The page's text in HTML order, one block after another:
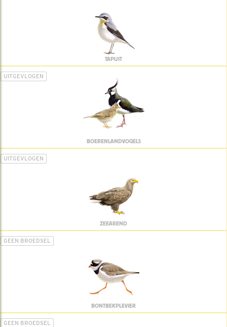
TAPUIT
UITGEVLOGEN
BOERENLANDVOGELS
UITGEVLOGEN
ZEEAREND
GEEN BROEDSEL
BONTBEKPLEVIER
GEEN BROEDSEL